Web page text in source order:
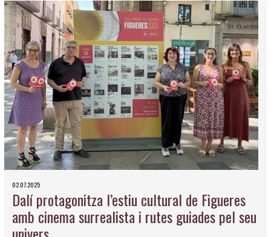
02.07.2025
Dalí protagonitza l’estiu cultural de Figueres
amb cinema surrealista i rutes guiades pel seu